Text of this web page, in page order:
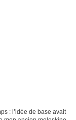
: l’idée de base avait